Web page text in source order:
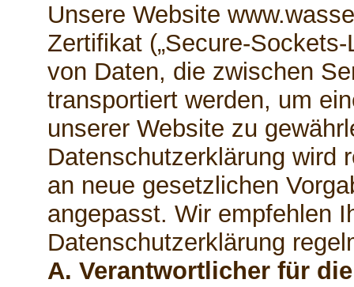
Unsere Website
Zertifikat („Secure-
von Daten, die zwischen
transportiert werden, um
unserer Website zu
Datenschutzerklärung wird
an neue gesetzlichen
angepasst. Wir empfehlen
Datenschutzerklärung
A. Verantwortlicher für